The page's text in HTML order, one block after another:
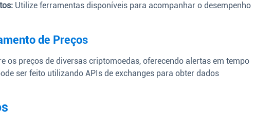
Utilize ferramentas disponíveis para acompanhar o desempenho
de Preços
os preços de diversas criptomoedas, oferecendo alertas em tempo
ser feito utilizando APIs de exchanges para obter dados